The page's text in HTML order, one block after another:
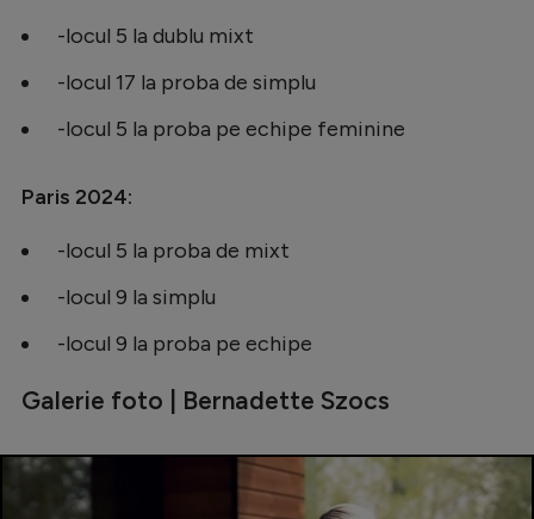
-locul 5 la dublu mixt
-locul 17 la proba de simplu
-locul 5 la proba pe echipe feminine
Paris 2024:
-locul 5 la proba de mixt
-locul 9 la simplu
-locul 9 la proba pe echipe
Galerie foto | Bernadette Szocs